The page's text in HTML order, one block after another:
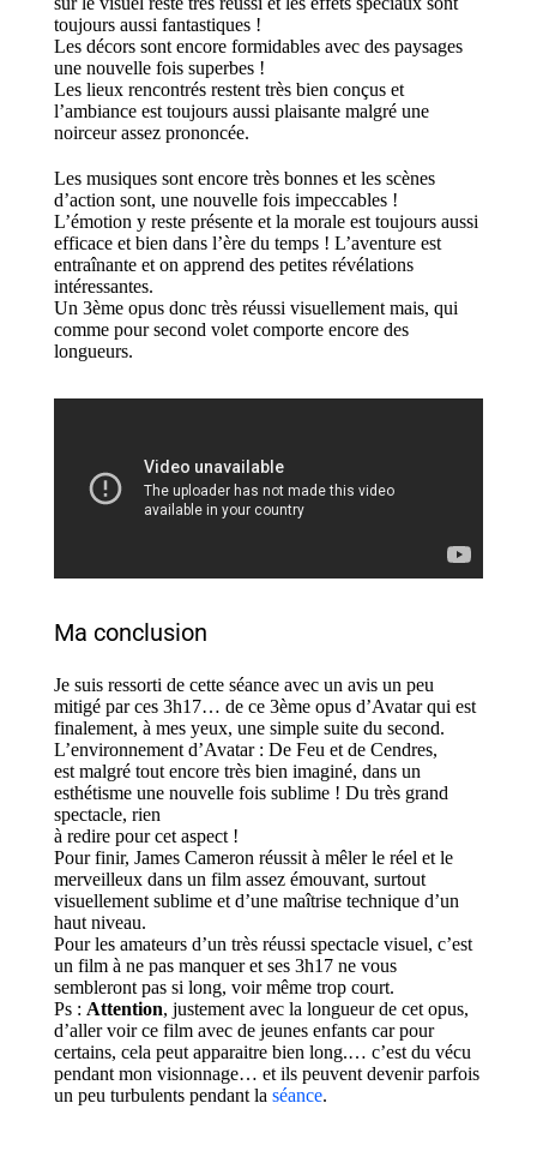
toujours aussi fantastiques !
Les décors sont encore formidables avec des paysages
une nouvelle fois superbes !
Les lieux rencontrés restent très bien conçus et
l’ambiance est toujours aussi plaisante malgré une
noirceur assez prononcée.
Les musiques sont encore très bonnes et les scènes
d’action sont, une nouvelle fois impeccables !
L’émotion y reste présente et la morale est toujours aussi
efficace et bien dans l’ère du temps ! L’aventure est
entraînante et on apprend des petites révélations
intéressantes.
Un 3ème opus donc très réussi visuellement mais, qui
comme pour second volet comporte encore des
longueurs.
Ma conclusion
Je suis ressorti de cette séance avec un avis un peu
mitigé par ces 3h17… de ce 3ème opus d’Avatar qui est
finalement, à mes yeux, une simple suite du second.
L’environnement d’Avatar : De Feu et de Cendres,
est malgré tout encore très bien imaginé, dans un
esthétisme une nouvelle fois sublime ! Du très grand
spectacle, rien
à redire pour cet aspect !
Pour finir, James Cameron réussit à mêler le réel et le
merveilleux dans un film assez émouvant, surtout
visuellement sublime et d’une maîtrise technique d’un
haut niveau.
Pour les amateurs d’un très réussi spectacle visuel, c’est
un film à ne pas manquer et ses 3h17 ne vous
sembleront pas si long, voir même trop court.
Ps : Attention, justement avec la longueur de cet opus,
d’aller voir ce film avec de jeunes enfants car pour
certains, cela peut apparaitre bien long.… c’est du vécu
pendant mon visionnage… et ils peuvent devenir parfois
un peu turbulents pendant la séance.